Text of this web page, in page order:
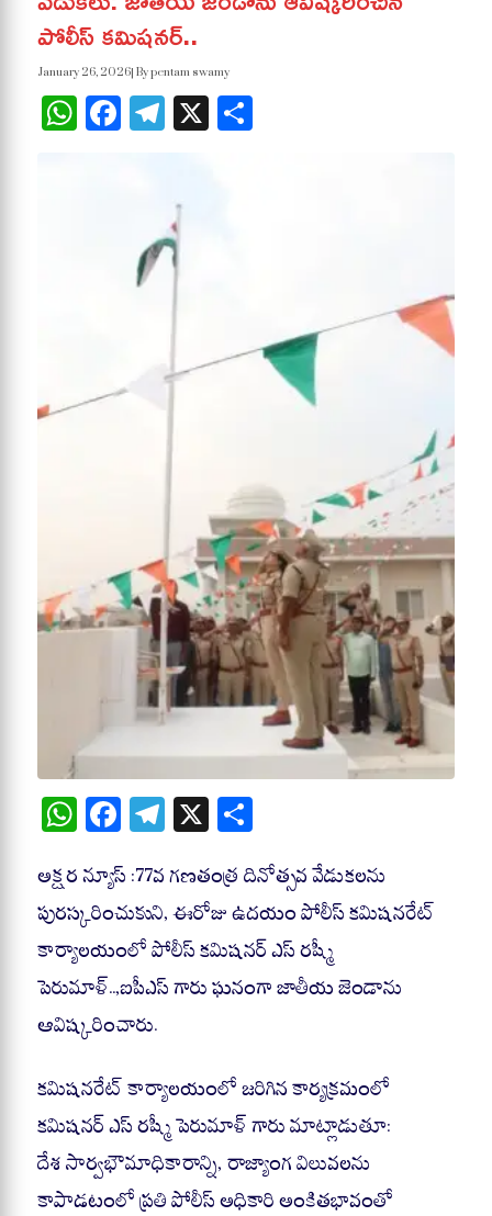
పోలీస్ కమిషనర్..
January 26, 2026| By pentam swamy
WhatsApp
Facebook
Telegram
X
W
ha
ts
A
pp
Fa
ce
bo
ok
Te
le
gr
a
m
X ha
re
అక్షర న్యూస్ :77వ గణతంత్ర దినోత్సవ వేడుకలను
పురస్కరించుకుని, ఈరోజు ఉదయం పోలీస్ కమిషనరేట్
కార్యాలయంలో పోలీస్ కమిషనర్ ఎస్ రష్మీ
పెరుమాళ్..,ఐపీఎస్ గారు ఘనంగా జాతీయ జెండాను
ఆవిష్కరించారు.
కమిషనరేట్ కార్యాలయంలో జరిగిన కార్యక్రమంలో
కమిషనర్ ఎస్ రష్మీ పెరుమాళ్ గారు మాట్లాడుతూ:
దేశ సార్వభౌమాధికారాన్ని, రాజ్యాంగ విలువలను
కాపాడటంలో ప్రతి పోలీస్ అధికారి అంకితభావంతో